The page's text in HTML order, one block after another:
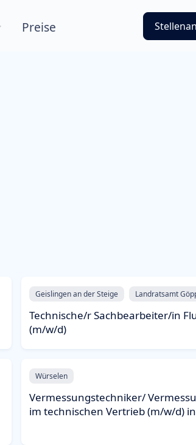
Preise
Geislingen an der Steige Landratsamt
Technische/r Sachbearbeiter/in
(m/w/d)
Würselen
Vermessungstechniker/
im technischen Vertrieb (m/w/d)